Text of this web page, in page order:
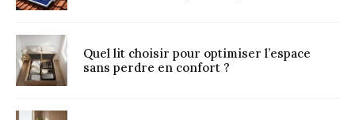
Quel lit choisir pour optimiser l’espace
sans perdre en confort ?